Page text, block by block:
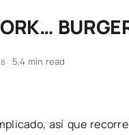
5,4 min read
así que